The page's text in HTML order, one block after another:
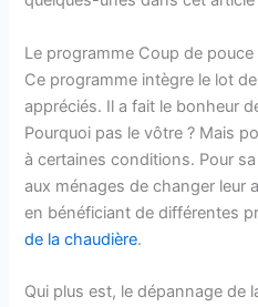
Le programme Coup de
Ce programme intègre le lot
appréciés. Il a fait le bonheur
Pourquoi pas le vôtre ? Mais
à certaines conditions. Pour
aux ménages de changer leur
en bénéficiant de différentes
de la chaudière.
Qui plus est, le dépannage de